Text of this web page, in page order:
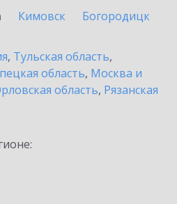
Кимовск
Богородицк
, Тульская область,
область, Москва и
область, Рязанская